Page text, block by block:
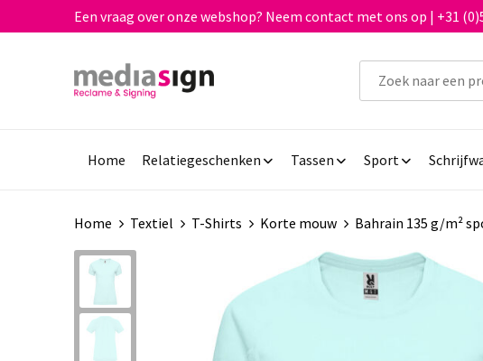
Een vraag over onze webshop? Neem contact met ons op | +31
Home Relatiegeschenken Tassen Sport
Home Textiel T-Shirts Korte mouw Bahrain 135 g/m²